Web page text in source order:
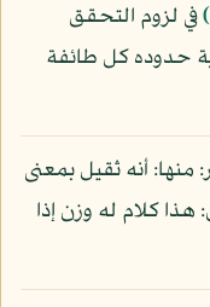
في لزوم التحقق
حدوده كل طائفة
منها: أنه ثقيل بمعنى
كلام له وزن إذا